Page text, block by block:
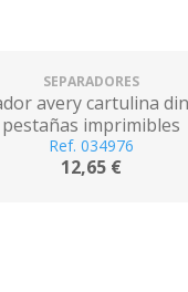
SEPARADORES
avery cartulina
pestañas imprimibles
Ref. 034976
12,65 €